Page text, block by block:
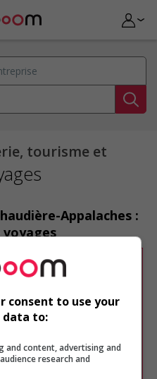
tourisme et
Appalaches :
n'a produit aucun
recherche.
temps utiliser nos
votre profil
vousinscrivant
consent to use your
data to:
and content, advertising and
research and